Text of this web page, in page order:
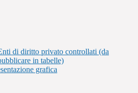
di diritto privato controllati (da
in tabelle)
grafica